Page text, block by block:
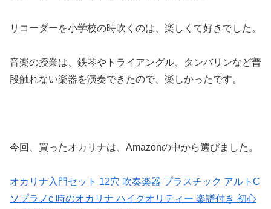
リコーダーを小学校の時吹くのは、楽しくて好きでした。
音楽の授業は、鉄琴やトライアングル、タンバリンなど普
段触れない楽器を演奏できたので、楽しかったです。
今回、買ったオカリナは、Amazonの中から選びました。
オカリナ入門セット 12穴 吹奏楽器 プラスチック アルトC
ソプラノc 時のオカリナ ハイクオリティー 楽譜付き 初心